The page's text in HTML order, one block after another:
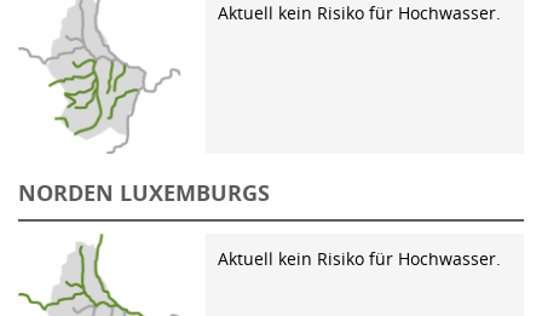
Aktuell kein Risiko für Hochwasser.
NORDEN LUXEMBURGS
Aktuell kein Risiko für Hochwasser.